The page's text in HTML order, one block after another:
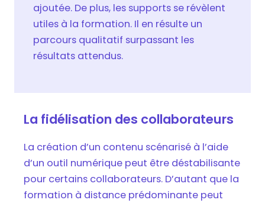
ajoutée. De plus, les supports se révèlent
utiles à la formation. Il en résulte un
parcours qualitatif surpassant les
résultats attendus.
La fidélisation des collaborateurs
La création d’un contenu scénarisé à l’aide
d’un outil numérique peut être déstabilisante
pour certains collaborateurs. D’autant que la
formation à distance prédominante peut